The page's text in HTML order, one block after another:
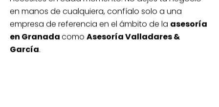
en manos de cualquiera, confíalo solo a una
empresa de referencia en el ámbito de la asesoría
en Granadacomo Asesoría Valladares &
García.